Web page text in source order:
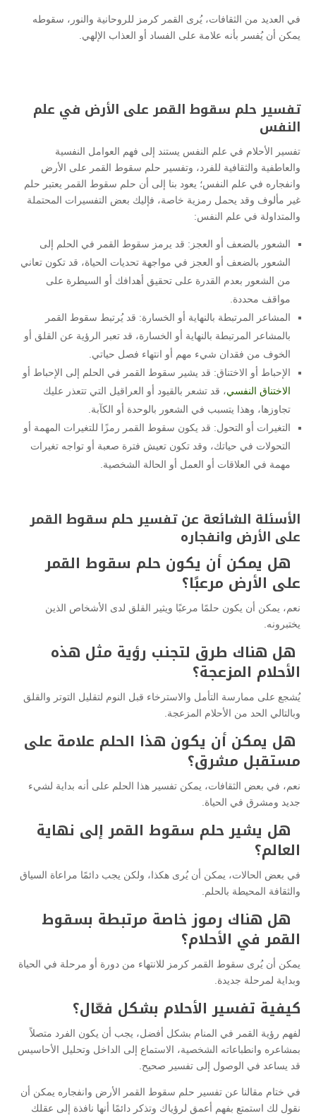
في العديد من الثقافات، يُرى القمر كرمز للروحانية والنور، سقوطه
يمكن أن يُفسر بأنه علامة على الفساد أو العذاب الإلهي.
تفسير حلم سقوط القمر على الأرض في علم
النفس
تفسير الأحلام في علم النفس يستند إلى فهم العوامل النفسية
والعاطفية والثقافية للفرد، وتفسير حلم سقوط القمر على الأرض
وانفجاره في علم النفس؛ يعود بنا إلى أن حلم سقوط القمر يعتبر حلم
غير مألوف وقد يحمل رمزية خاصة، فإليك بعض التفسيرات المحتملة
والمتداولة في علم النفس:
الشعور بالضعف أو العجز: قد يرمز سقوط القمر في الحلم إلى
الشعور بالضعف أو العجز في مواجهة تحديات الحياة، قد تكون تعاني
من الشعور بعدم القدرة على تحقيق أهدافك أو السيطرة على
مواقف محددة.
المشاعر المرتبطة بالنهاية أو الخسارة: قد يُرتبط سقوط القمر
بالمشاعر المرتبطة بالنهاية أو الخسارة، قد تعبر الرؤية عن القلق أو
الخوف من فقدان شيء مهم أو انتهاء فصل حياتي.
الإحباط أو الاختناق: قد يشير سقوط القمر في الحلم إلى الإحباط أو
الاختناق النفسي، قد تشعر بالقيود أو العراقيل التي تتعذر عليك
تجاوزها، وهذا يتسبب في الشعور بالوحدة أو الكآبة.
التغيرات أو التحول: قد يكون سقوط القمر رمزًا للتغيرات المهمة أو
التحولات في حياتك، وقد تكون تعيش فترة صعبة أو تواجه تغيرات
مهمة في العلاقات أو العمل أو الحالة الشخصية.
الأسئلة الشائعة عن تفسير حلم سقوط القمر
على الأرض وانفجاره
هل يمكن أن يكون حلم سقوط القمر
على الأرض مرعبًا؟
نعم، يمكن أن يكون حلمًا مرعبًا ويثير القلق لدى الأشخاص الذين
يختبرونه.
هل هناك طرق لتجنب رؤية مثل هذه
الأحلام المزعجة؟
يُشجع على ممارسة التأمل والاسترخاء قبل النوم لتقليل التوتر والقلق
وبالتالي الحد من الأحلام المزعجة.
هل يمكن أن يكون هذا الحلم علامة على
مستقبل مشرق؟
نعم، في بعض الثقافات، يمكن تفسير هذا الحلم على أنه بداية لشيء
جديد ومشرق في الحياة.
هل يشير حلم سقوط القمر إلى نهاية
العالم؟
في بعض الحالات، يمكن أن يُرى هكذا، ولكن يجب دائمًا مراعاة السياق
والثقافة المحيطة بالحلم.
هل هناك رموز خاصة مرتبطة بسقوط
القمر في الأحلام؟
يمكن أن يُرى سقوط القمر كرمز للانتهاء من دورة أو مرحلة في الحياة
وبداية لمرحلة جديدة.
كيفية تفسير الأحلام بشكل فعّال؟
لفهم رؤية القمر في المنام بشكل أفضل، يجب أن يكون الفرد متصلاً
بمشاعره وانطباعاته الشخصية، الاستماع إلى الداخل وتحليل الأحاسيس
قد يساعد في الوصول إلى تفسير صحيح.
في ختام مقالنا عن تفسير حلم سقوط القمر الأرض وانفجاره يمكن أن
نقول لك استمتع بفهم أعمق لرؤياك وتذكر دائمًا أنها نافذة إلى عقلك